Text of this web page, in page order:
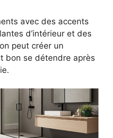
avec des accents
d’intérieur et des
peut créer un
bon se détendre après